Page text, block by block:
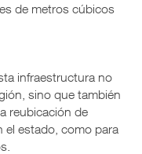
de metros cúbicos
infraestructura no
sino que también
reubicación de
el estado, como para